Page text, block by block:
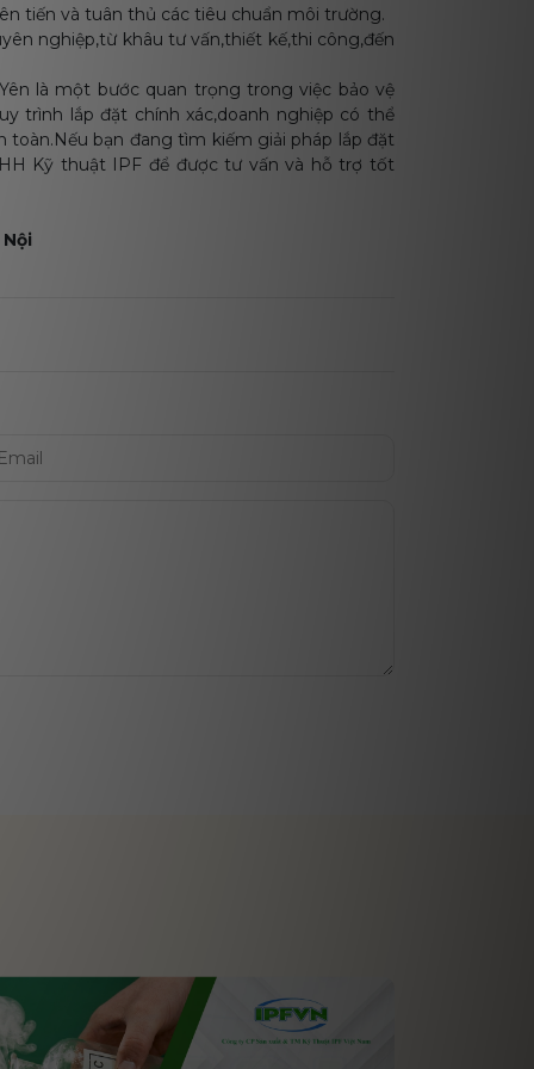
tiến và tuân thủ các tiêu chuẩn môi trường.
nghiệp,từ khâu tư vấn,thiết kế,thi công,đến
là một bước quan trọng trong việc bảo vệ
trình lắp đặt chính xác,doanh nghiệp có thể
bạn đang tìm kiếm giải pháp lắp đặt
Kỹ thuật IPF để được tư vấn và hỗ trợ tốt